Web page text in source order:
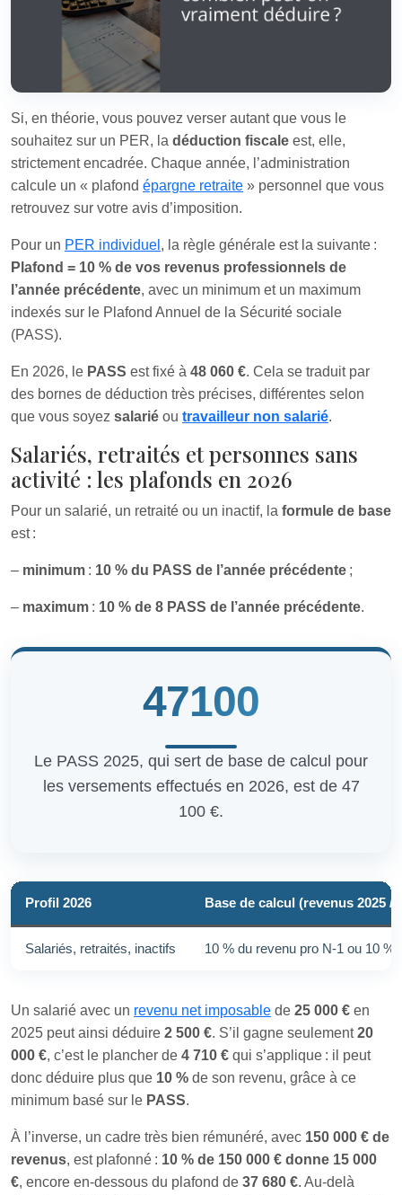
Si, en théorie, vous pouvez verser autant que vous le
souhaitez sur un PER, la déduction fiscale est, elle,
strictement encadrée. Chaque année, l’administration
calcule un « plafond épargne retraite » personnel que vous
retrouvez sur votre avis d’imposition.
Pour un PER individuel , la règle générale est la suivante :
Plafond = 10 % de vos revenus professionnels de
l’année précédente, avec un minimum et un maximum
indexés sur le Plafond Annuel de la Sécurité sociale
(PASS).
En 2026, le PASS est fixé à 48 060 €. Cela se traduit par
des bornes de déduction très précises, différentes selon
que vous soyez salarié ou travailleur non salarié.
Salariés, retraités et personnes sans
activité : les plafonds en 2026
Pour un salarié, un retraité ou un inactif, la formule de base
est :
– minimum : 10 % du PASS de l’année précédente ;
– maximum : 10 % de 8 PASS de l’année précédente.
47100
Le PASS 2025, qui sert de base de calcul pour
les versements effectués en 2026, est de 47
100 €.
Profil 2026 Base de calcul (revenus 2025 /
Salariés, retraités, inactifs 10 % du revenu pro N-1 ou 10 %
Un salarié avec un revenu net imposable de 25 000 € en
2025 peut ainsi déduire 2 500 €. S’il gagne seulement20
000 €, c’est le plancher de 4 710 € qui s’applique : il peut
donc déduire plus que 10 % de son revenu, grâce à ce
minimum basé sur le PASS.
À l’inverse, un cadre très bien rémunéré, avec 150 000 € de
revenus, est plafonné : 10 % de 150 000 € donne 15 000
€, encore en-dessous du plafond de 37 680 €. Au-delà